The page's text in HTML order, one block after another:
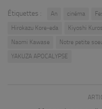
Étiquettes : An cinéma
Hirokazu Kore-eda
Kiyoshi
Naomi Kawase
Notre petite
YAKUZA APOCALYPSE